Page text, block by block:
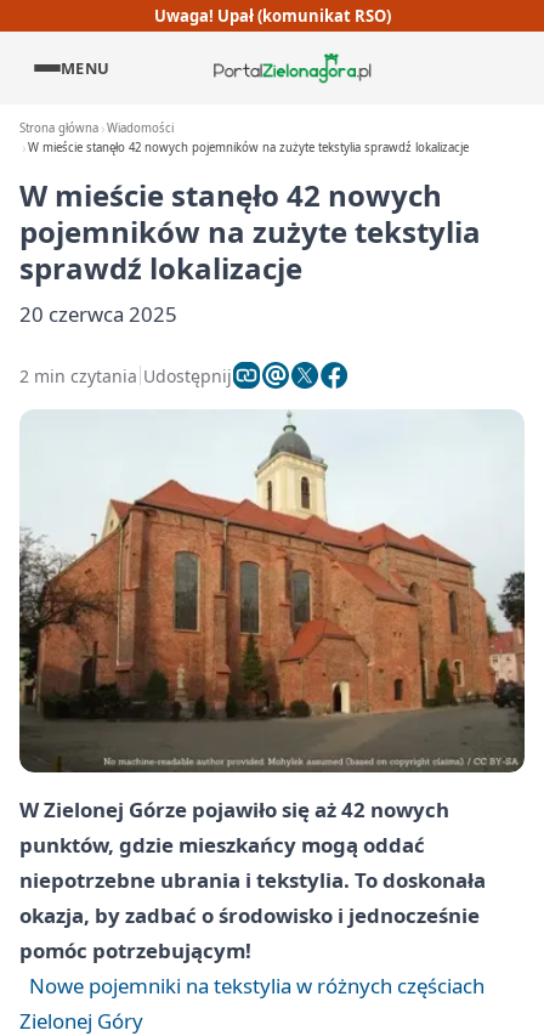
Uwaga! Upał (komunikat RSO)
MENU
Strona główna Wiadomości
W mieście stanęło 42 nowych pojemników na zużyte tekstylia sprawdź lokalizacje
W mieście stanęło 42 nowych
pojemników na zużyte tekstylia
sprawdź lokalizacje
20 czerwca 2025
2 min czytania Udostępnij
W Zielonej Górze pojawiło się aż 42 nowych
punktów, gdzie mieszkańcy mogą oddać
niepotrzebne ubrania i tekstylia. To doskonała
okazja, by zadbać o środowisko i jednocześnie
pomóc potrzebującym!
Nowe pojemniki na tekstylia w różnych częściach
Zielonej Góry